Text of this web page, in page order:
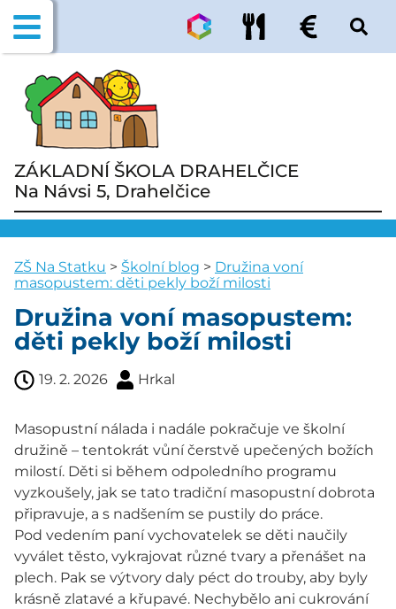
ZÁKLADNÍ ŠKOLA DRAHELČICE
Na Návsi 5, Drahelčice
ZŠ Na Statku > Školní blog > Družina voní
masopustem: děti pekly boží milosti
Družina voní masopustem:
děti pekly boží milosti
19. 2. 2026 Hrkal
Masopustní nálada i nadále pokračuje ve školní
družině – tentokrát vůní čerstvě upečených božích
milostí. Děti si během odpoledního programu
vyzkoušely, jak se tato tradiční masopustní dobrota
připravuje, a s nadšením se pustily do práce.
Pod vedením paní vychovatelek se děti naučily
vyválet těsto, vykrajovat různé tvary a přenášet na
plech. Pak se výtvory daly péct do trouby, aby byly
krásně zlatavé a křupavé. Nechybělo ani cukrování